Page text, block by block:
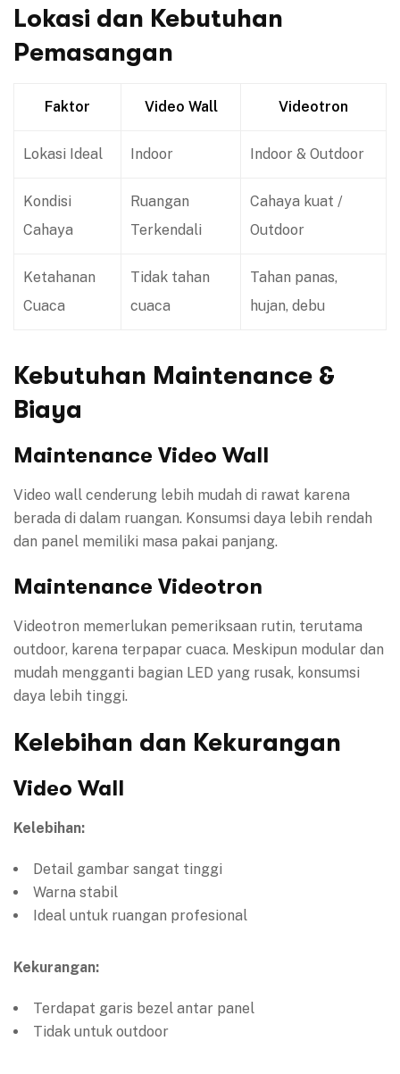
Lokasi dan Kebutuhan
Pemasangan
Faktor Video Wall Videotron
Lokasi Ideal Indoor Indoor & Outdoor
Kondisi
Cahaya
Ruangan
Terkendali
Cahaya kuat /
Outdoor
Ketahanan
Cuaca
Tidak tahan
cuaca
Tahan panas,
hujan, debu
Kebutuhan Maintenance &
Biaya
Maintenance Video Wall
Video wall cenderung lebih mudah di rawat karena
berada di dalam ruangan. Konsumsi daya lebih rendah
dan panel memiliki masa pakai panjang.
Maintenance Videotron
Videotron memerlukan pemeriksaan rutin, terutama
outdoor, karena terpapar cuaca. Meskipun modular dan
mudah mengganti bagian LED yang rusak, konsumsi
daya lebih tinggi.
Kelebihan dan Kekurangan
Video Wall
Kelebihan:
Detail gambar sangat tinggi
Warna stabil
Ideal untuk ruangan profesional
Kekurangan:
Terdapat garis bezel antar panel
Tidak untuk outdoor